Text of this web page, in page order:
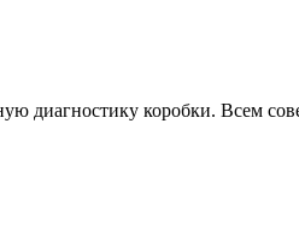
диагностику коробки. Всем